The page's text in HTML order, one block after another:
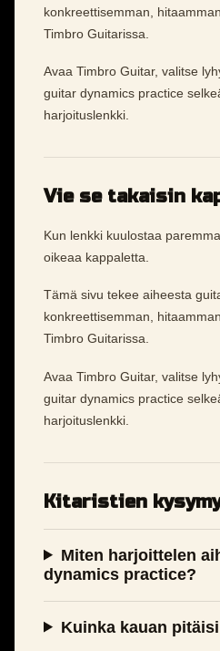
konkreettisemman,
Timbro Guitarissa.
Avaa Timbro Guitar, valitse
guitar dynamics practice
harjoituslenkki.
Vie se takaisin
Kun lenkki kuulostaa
oikeaa kappaletta.
Tämä sivu tekee aiheesta
konkreettisemman,
Timbro Guitarissa.
Avaa Timbro Guitar, valitse
guitar dynamics practice
harjoituslenkki.
Kitaristien
Miten harjoittelen
dynamics practice?
Kuinka kauan